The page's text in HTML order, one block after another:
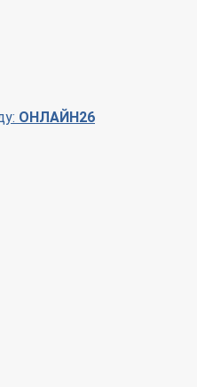
ОНЛАЙН26